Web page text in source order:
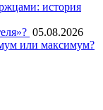
история
05.08.2026
или максимум?